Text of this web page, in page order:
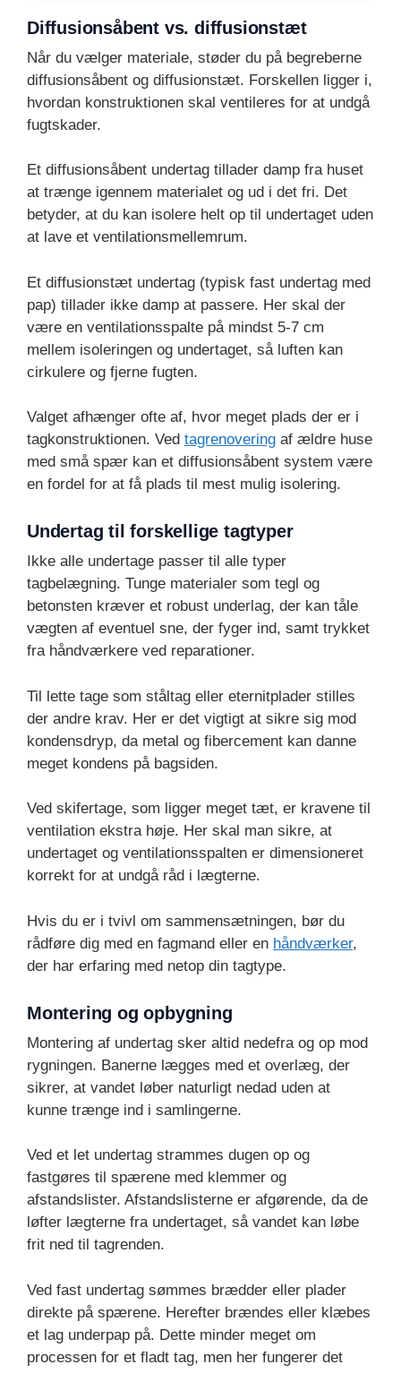
Diffusionsåbent vs. diffusionstæt
Når du vælger materiale, støder du på begreberne
diffusionsåbent og diffusionstæt. Forskellen ligger i,
hvordan konstruktionen skal ventileres for at undgå
fugtskader.
Et diffusionsåbent undertag tillader damp fra huset
at trænge igennem materialet og ud i det fri. Det
betyder, at du kan isolere helt op til undertaget uden
at lave et ventilationsmellemrum.
Et diffusionstæt undertag (typisk fast undertag med
pap) tillader ikke damp at passere. Her skal der
være en ventilationsspalte på mindst 5-7 cm
mellem isoleringen og undertaget, så luften kan
cirkulere og fjerne fugten.
Valget afhænger ofte af, hvor meget plads der er i
tagkonstruktionen. Ved tagrenovering af ældre huse
med små spær kan et diffusionsåbent system være
en fordel for at få plads til mest mulig isolering.
Undertag til forskellige tagtyper
Ikke alle undertage passer til alle typer
tagbelægning. Tunge materialer som tegl og
betonsten kræver et robust underlag, der kan tåle
vægten af eventuel sne, der fyger ind, samt trykket
fra håndværkere ved reparationer.
Til lette tage som ståltag eller eternitplader stilles
der andre krav. Her er det vigtigt at sikre sig mod
kondensdryp, da metal og fibercement kan danne
meget kondens på bagsiden.
Ved skifertage, som ligger meget tæt, er kravene til
ventilation ekstra høje. Her skal man sikre, at
undertaget og ventilationsspalten er dimensioneret
korrekt for at undgå råd i lægterne.
Hvis du er i tvivl om sammensætningen, bør du
rådføre dig med en fagmand eller en håndværker,
der har erfaring med netop din tagtype.
Montering og opbygning
Montering af undertag sker altid nedefra og op mod
rygningen. Banerne lægges med et overlæg, der
sikrer, at vandet løber naturligt nedad uden at
kunne trænge ind i samlingerne.
Ved et let undertag strammes dugen op og
fastgøres til spærene med klemmer og
afstandslister. Afstandslisterne er afgørende, da de
løfter lægterne fra undertaget, så vandet kan løbe
frit ned til tagrenden.
Ved fast undertag sømmes brædder eller plader
direkte på spærene. Herefter brændes eller klæbes
et lag underpap på. Dette minder meget om
processen for et fladt tag, men her fungerer det